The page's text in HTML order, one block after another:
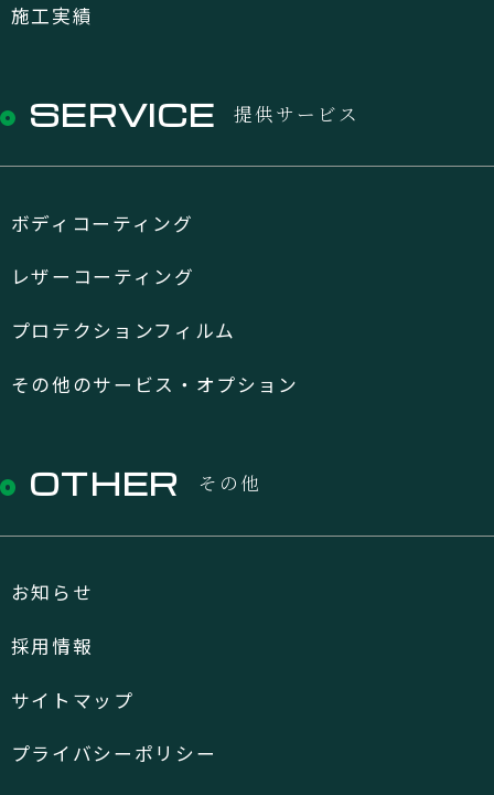
施工実績
SERVICE 提供サービス
ボディコーティング
レザーコーティング
プロテクションフィルム
その他のサービス・オプション
OTHER その他
お知らせ
採用情報
サイトマップ
プライバシーポリシー